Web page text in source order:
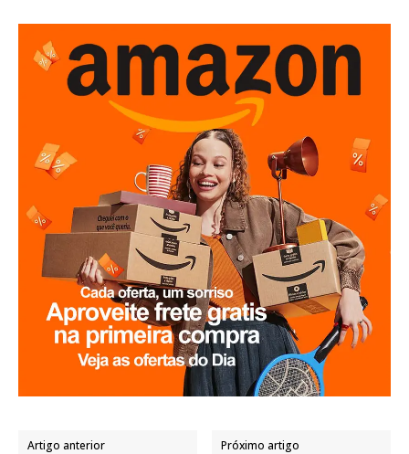
Artigo anterior Próximo artigo